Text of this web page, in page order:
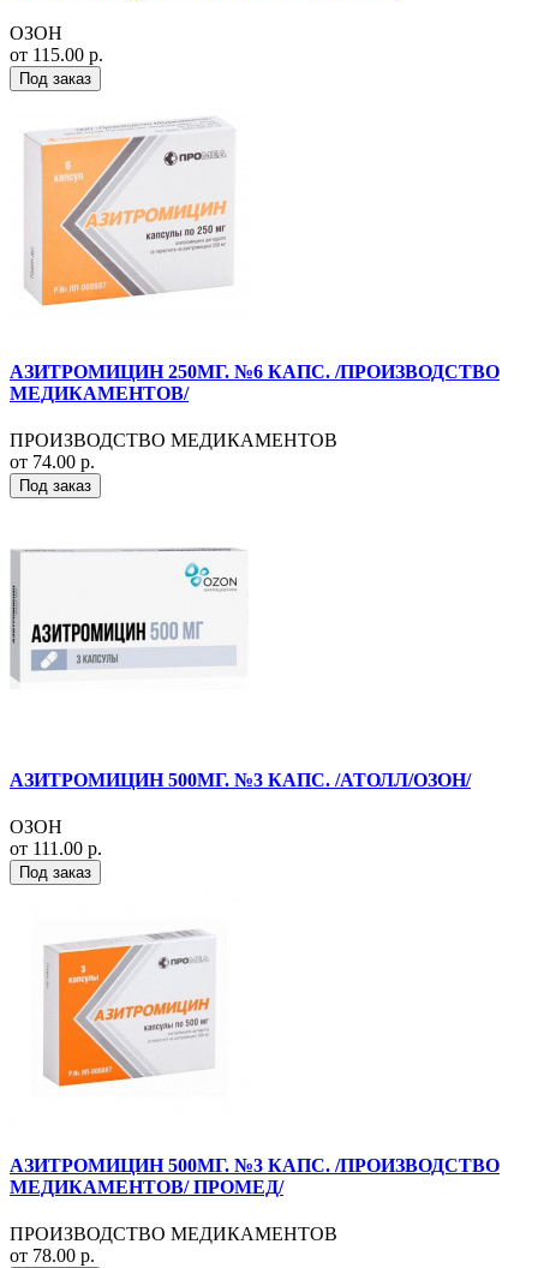
ОЗОН
от 115.00 р.
Под заказ
АЗИТРОМИЦИН 250МГ. №6 КАПС. /ПРОИЗВОДСТВО
МЕДИКАМЕНТОВ/
ПРОИЗВОДСТВО МЕДИКАМЕНТОВ
от 74.00 р.
Под заказ
АЗИТРОМИЦИН 500МГ. №3 КАПС. /АТОЛЛ/ОЗОН/
ОЗОН
от 111.00 р.
Под заказ
АЗИТРОМИЦИН 500МГ. №3 КАПС. /ПРОИЗВОДСТВО
МЕДИКАМЕНТОВ/ ПРОМЕД/
ПРОИЗВОДСТВО МЕДИКАМЕНТОВ
от 78.00 р.